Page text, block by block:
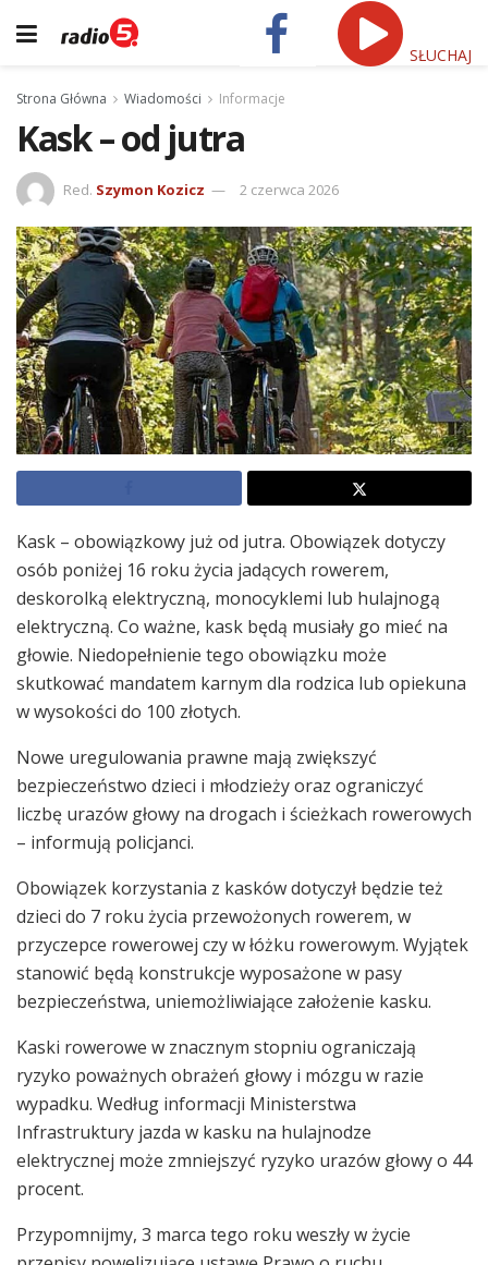
SŁUCHAJ
Strona Główna Wiadomości Informacje
Kask – od jutra
Red. Szymon Kozicz 2 czerwca 2026
Kask – obowiązkowy już od jutra. Obowiązek dotyczy
osób poniżej 16 roku życia jadących rowerem,
deskorolką elektryczną, monocyklemi lub hulajnogą
elektryczną. Co ważne, kask będą musiały go mieć na
głowie. Niedopełnienie tego obowiązku może
skutkować mandatem karnym dla rodzica lub opiekuna
w wysokości do 100 złotych.
Nowe uregulowania prawne mają zwiększyć
bezpieczeństwo dzieci i młodzieży oraz ograniczyć
liczbę urazów głowy na drogach i ścieżkach rowerowych
– informują policjanci.
Obowiązek korzystania z kasków dotyczył będzie też
dzieci do 7 roku życia przewożonych rowerem, w
przyczepce rowerowej czy w łóżku rowerowym. Wyjątek
stanowić będą konstrukcje wyposażone w pasy
bezpieczeństwa, uniemożliwiające założenie kasku.
Kaski rowerowe w znacznym stopniu ograniczają
ryzyko poważnych obrażeń głowy i mózgu w razie
wypadku. Według informacji Ministerstwa
Infrastruktury jazda w kasku na hulajnodze
elektrycznej może zmniejszyć ryzyko urazów głowy o 44
procent.
Przypomnijmy, 3 marca tego roku weszły w życie